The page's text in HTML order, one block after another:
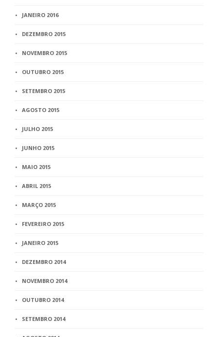
JANEIRO 2016
DEZEMBRO 2015
NOVEMBRO 2015
OUTUBRO 2015
SETEMBRO 2015
AGOSTO 2015
JULHO 2015
JUNHO 2015
MAIO 2015
ABRIL 2015
MARÇO 2015
FEVEREIRO 2015
JANEIRO 2015
DEZEMBRO 2014
NOVEMBRO 2014
OUTUBRO 2014
SETEMBRO 2014